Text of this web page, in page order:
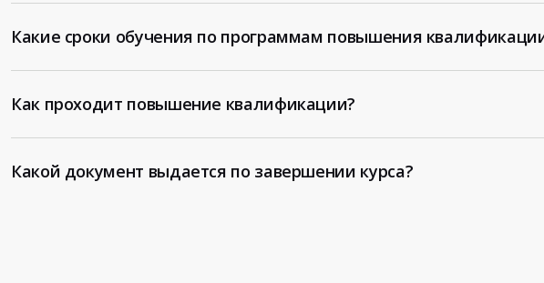
Какие сроки обучения по программам повышения
Как проходит повышение квалификации?
Какой документ выдается по завершении курса?